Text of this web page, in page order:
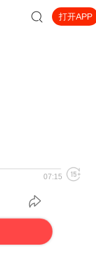
打开APP
07:15